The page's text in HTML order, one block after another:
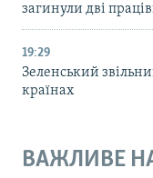
загинули дві
19:29
Зеленський
країнах
ВАЖЛИВЕ